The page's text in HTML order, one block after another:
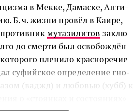
в Мек­ке, Да­ма­ске, Ан­ти­
Б. ч. жиз­ни про­вёл в Каи­ре,
му­та­зи­ли­тов за­клю­
до смер­ти был ос­во­бо­ж­дён
пле­ни­ло крас­но­ре­чие
су­фий­ское оп­ре­де­ле­ние гно­
(ваджд) и лю­бо­вью (хубб) к